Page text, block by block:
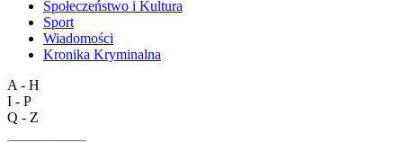
Społeczeństwo i Kultura
Sport
Wiadomości
Kronika Kryminalna
A - H
I - P
Q - Z